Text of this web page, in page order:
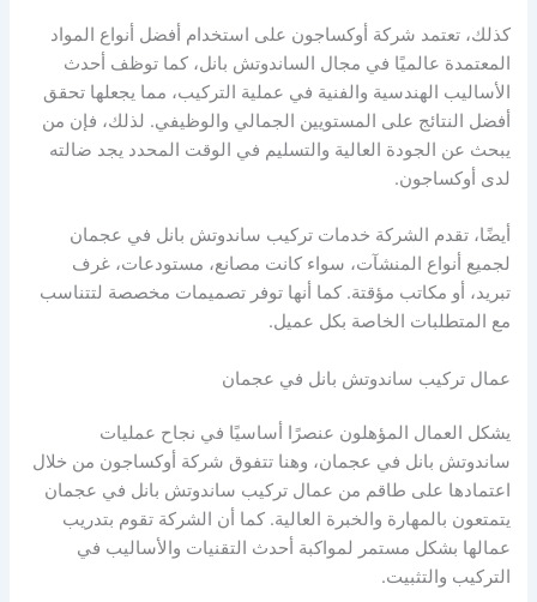
كذلك، تعتمد شركة أوكساجون على استخدام أفضل أنواع المواد
المعتمدة عالميًا في مجال الساندوتش بانل، كما توظف أحدث
الأساليب الهندسية والفنية في عملية التركيب، مما يجعلها تحقق
أفضل النتائج على المستويين الجمالي والوظيفي. لذلك، فإن من
يبحث عن الجودة العالية والتسليم في الوقت المحدد يجد ضالته
لدى أوكساجون.
أيضًا، تقدم الشركة خدمات تركيب ساندوتش بانل في عجمان
لجميع أنواع المنشآت، سواء كانت مصانع، مستودعات، غرف
تبريد، أو مكاتب مؤقتة. كما أنها توفر تصميمات مخصصة لتتناسب
مع المتطلبات الخاصة بكل عميل.
عمال تركيب ساندوتش بانل في عجمان
يشكل العمال المؤهلون عنصرًا أساسيًا في نجاح عمليات
ساندوتش بانل في عجمان، وهنا تتفوق شركة أوكساجون من خلال
اعتمادها على طاقم من عمال تركيب ساندوتش بانل في عجمان
يتمتعون بالمهارة والخبرة العالية. كما أن الشركة تقوم بتدريب
عمالها بشكل مستمر لمواكبة أحدث التقنيات والأساليب في
التركيب والتثبيت.